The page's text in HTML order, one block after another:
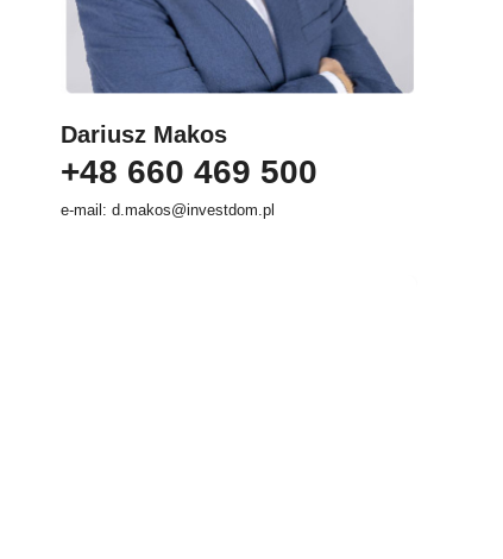
Dariusz Makos
+48 660 469 500
e-mail: d.makos@investdom.pl